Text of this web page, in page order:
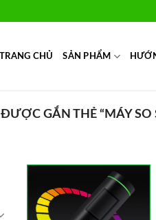
TRANG CHỦ SẢN PHẨM
GẮN THẺ “MÁY
Add to
Wishlist